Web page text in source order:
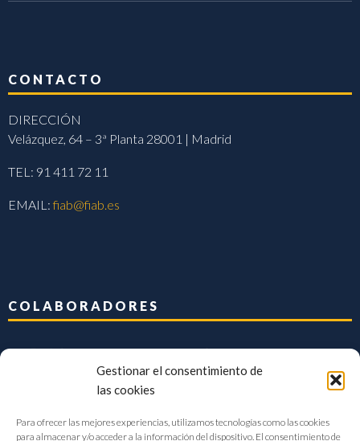
Gestionar el consentimiento de
las cookies
Para ofrecer las mejores experiencias, utilizamos tecnologías como las cookies
para almacenar y/o acceder a la información del dispositivo. El consentimiento de
CONTACTO
DIRECCIÓN
Velázquez, 64 – 3ª Planta 28001 | Madrid
TEL: 91 411 72 11
EMAIL:fiab@fiab.es
COLABORADORES